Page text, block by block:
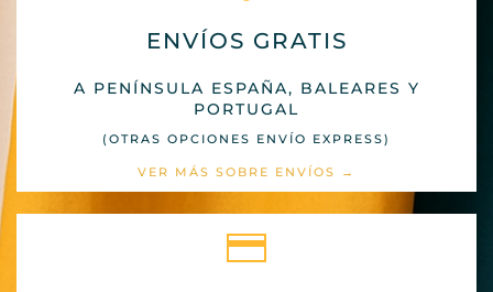
ENVÍOS GRATIS
A PENÍNSULA ESPAÑA, BALEARES Y
PORTUGAL
(OTRAS OPCIONES ENVÍO EXPRESS)
VER MÁS SOBRE ENVÍOS →